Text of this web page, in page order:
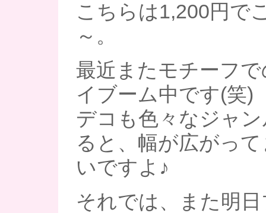
こちらは1,200円で
～。
最近またモチーフ
イブーム中です(笑)
デコも色々なジャ
ると、幅が広がっ
いですよ♪
それでは、また明